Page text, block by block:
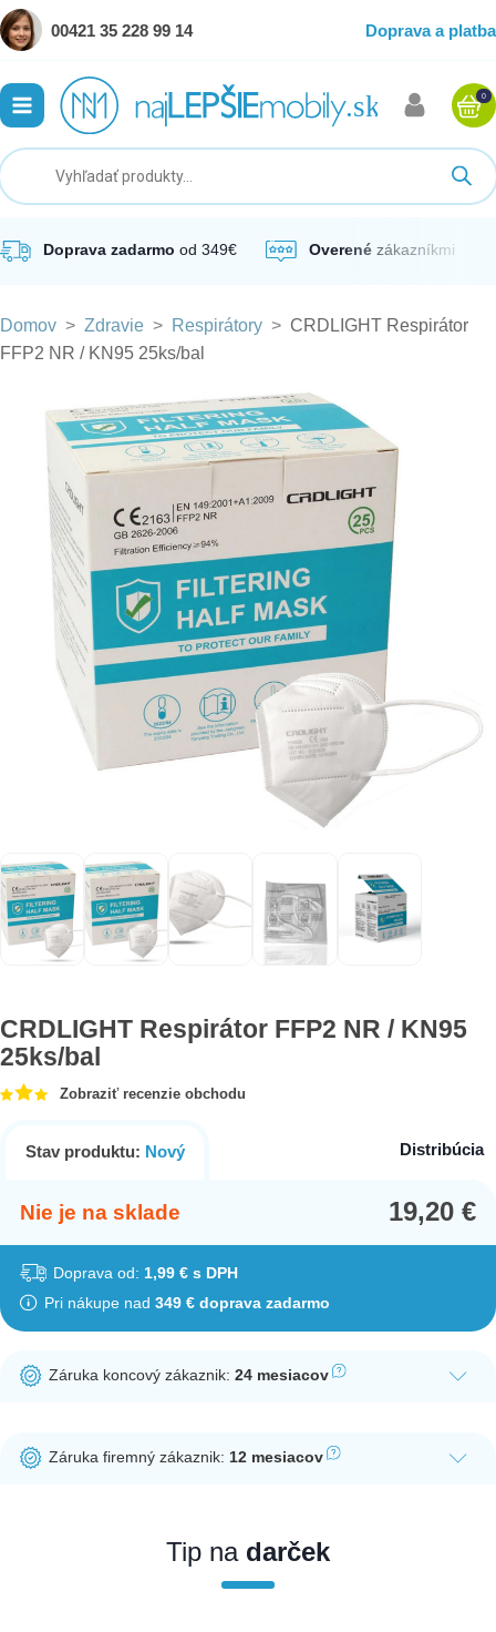
00421 35 228 99 14 Doprava a platba
0
Doprava zadarmo od 349€ Overené zákazníkmi
Domov > Zdravie > Respirátory > CRDLIGHT Respirátor
FFP2 NR / KN95 25ks/bal
CRDLIGHT Respirátor FFP2 NR / KN95
25ks/bal
Zobraziť recenzie obchodu
Stav produktu: Nový Distribúcia
Nie je na sklade 19,20€
Doprava od: 1,99 € s DPH
Pri nákupe nad 349 € doprava zadarmo
Záruka koncový zákaznik:24 mesiacov
potrebná registrácia zákazníckeho účtu.
Záruka firemný zákaznik:12 mesiacov
nakupovať ako firemný zákazník, musíte sa pred nákupom
registrovať. Registrácia podlieha overeniu.
Tip nadarček